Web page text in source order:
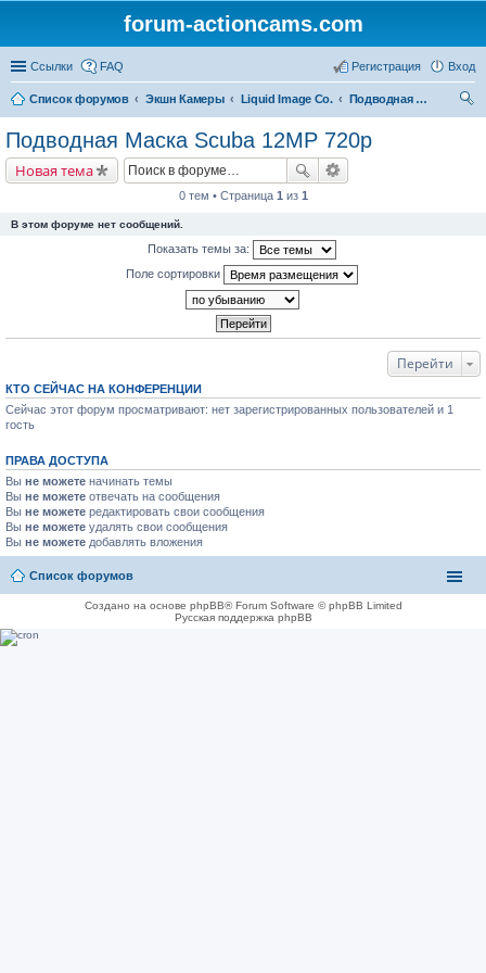
forum-actioncams.com
Ссылки FAQ Вход
Регистрация
Список форумов Экшн Камеры Liquid Image Co.
Подводная Маска Scuba 12MP 720p
Подводная Маска Scuba 12MP 720p
Новая тема
0 тем • Страница 1 из 1
В этом форуме нет сообщений.
Показать темы за:
Поле сортировки
Перейти
КТО СЕЙЧАС НА КОНФЕРЕНЦИИ
Сейчас этот форум просматривают: нет зарегистрированных пользователей и 1
гость
ПРАВА ДОСТУПА
Вы не можете начинать темы
Вы не можете отвечать на сообщения
Вы не можете редактировать свои сообщения
Вы не можете удалять свои сообщения
Вы не можете добавлять вложения
Список форумов
Создано на основе phpBB® Forum Software © phpBB Limited
Русская поддержка phpBB